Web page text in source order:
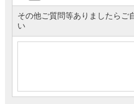
その他ご質問等ありましたらご
い